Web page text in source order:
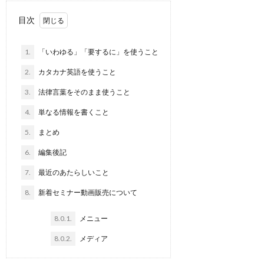
目次
1. 「いわゆる」「要するに」を使うこと
2. カタカナ英語を使うこと
3. 法律言葉をそのまま使うこと
4. 単なる情報を書くこと
5. まとめ
6. 編集後記
7. 最近のあたらしいこと
8. 新着セミナー動画販売について
8.0.1. メニュー
8.0.2. メディア